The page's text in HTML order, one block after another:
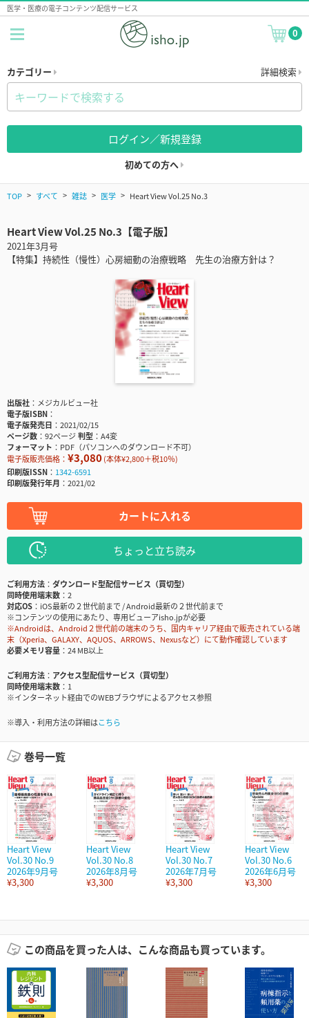
医学・医療の電子コンテンツ配信サービス
0
カテゴリー 詳細検索
ログイン／新規登録
初めての方へ
TOP すべて 雑誌 医学 Heart View Vol.25 No.3
Heart View Vol.25 No.3【電子版】
2021年3月号
【特集】持続性（慢性）心房細動の治療戦略 先生の治療方針は？
出版社
メジカルビュー社
電子版ISBN
電子版発売日
2021/02/15
ページ数
92ページ判型
A4変
フォーマット
PDF（パソコンへのダウンロード不可）
電子版販売価格： ¥3,080(本体¥2,800＋税10％)
印刷版ISSN
1342-6591
印刷版発行年月
2021/02
カートに入れる
ちょっと立ち読み
ご利用方法
ダウンロード型配信サービス（買切型）
同時使用端末数
2
対応OS
iOS最新の２世代前まで / Android最新の２世代前まで
※コンテンツの使用にあたり、専用ビューアisho.jpが必要
※Androidは、Android２世代前の端末のうち、国内キャリア経由で販売されている端
末（Xperia、GALAXY、AQUOS、ARROWS、Nexusなど）にて動作確認しています
必要メモリ容量
24 MB以上
ご利用方法
アクセス型配信サービス（買切型）
同時使用端末数
1
※インターネット経由でのWEBブラウザによるアクセス参照
※導入・利用方法の詳細はこちら
巻号一覧
Heart View
Vol.30 No.9
2026年9月号
¥3,300
Heart View
Vol.30 No.8
2026年8月号
¥3,300
Heart View
Vol.30 No.7
2026年7月号
¥3,300
Heart View
Vol.30 No.6
2026年6月号
¥3,300
この商品を買った人は、こんな商品も買っています。